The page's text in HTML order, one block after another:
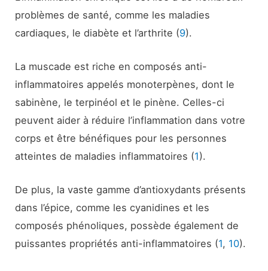
problèmes de santé, comme les maladies
cardiaques, le diabète et l’arthrite (9).
La muscade est riche en composés anti-
inflammatoires appelés monoterpènes, dont le
sabinène, le terpinéol et le pinène. Celles-ci
peuvent aider à réduire l’inflammation dans votre
corps et être bénéfiques pour les personnes
atteintes de maladies inflammatoires (1).
De plus, la vaste gamme d’antioxydants présents
dans l’épice, comme les cyanidines et les
composés phénoliques, possède également de
puissantes propriétés anti-inflammatoires (1, 10).